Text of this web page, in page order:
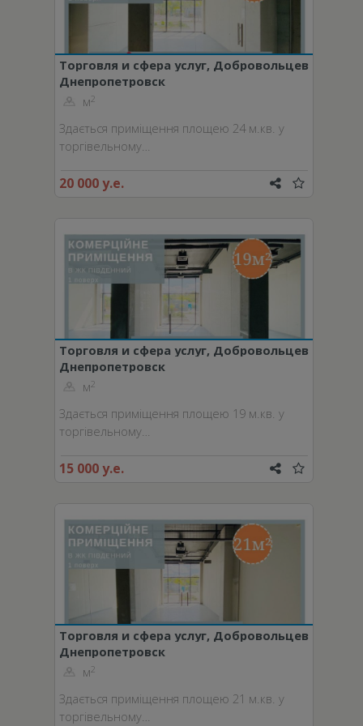
Торговля и сфера услуг, Добровольцев
пер.
Днепропетровск
м2
Здається приміщення площею 24 м.кв. у
торгівельному…
20 000 у.е.
Торговля и сфера услуг, Добровольцев
пер.
Днепропетровск
м2
Здається приміщення площею 19 м.кв. у
торгівельному…
15 000 у.е.
Торговля и сфера услуг, Добровольцев
пер.
Днепропетровск
м2
Здається приміщення площею 21 м.кв. у
торгівельному…